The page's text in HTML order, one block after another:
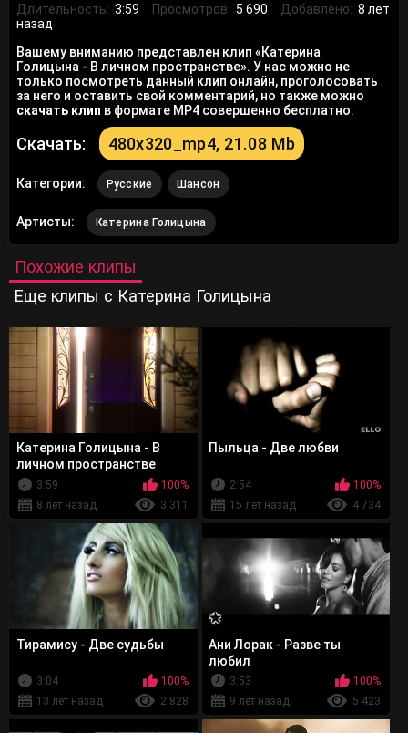
Длительность: 3:59 Просмотров: 5 690 Добавлено: 8 лет
назад
Вашему вниманию представлен клип «Катерина
Голицына - В личном пространстве». У нас можно не
только посмотреть данный клип онлайн, проголосовать
за него и оставить свой комментарий, но также можно
скачать клип в формате MP4 совершенно бесплатно.
Скачать: 480x320_mp4, 21.08 Mb
Категории: Русские Шансон
Артисты: Катерина Голицына
Похожие клипы
Еще клипы с Катерина Голицына
Катерина Голицына - В
личном пространстве
3:59
100%
8 лет назад
3 311
Пыльца - Две любви
2:54
100%
15 лет назад
4 734
Тирамису - Две судьбы
3:04
100%
13 лет назад
2 828
Ани Лорак - Разве ты
любил
3:53
100%
9 лет назад
5 423